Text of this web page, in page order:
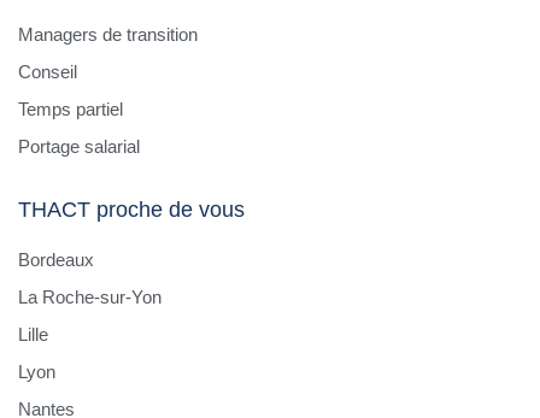
Managers de transition
Conseil
Temps partiel
Portage salarial
THACT proche de vous
Bordeaux
La Roche-sur-Yon
Lille
Lyon
Nantes